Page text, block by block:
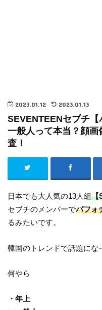
2023.01.12 2023.01.13
SEVENTEENセブチ
一般人って本当？顔画
査！
日本でも大人気の13人組【
セブチのメンバーでパフォ
るみたいです。
韓国のトレンドで話題にな
何やら
・年上